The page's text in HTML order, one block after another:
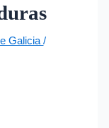
Galicia/